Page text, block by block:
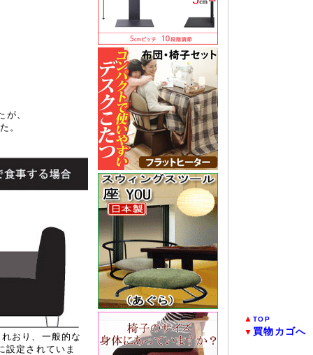
、
。
おり、一般的な
設定されていま
▲TOP
▼ 買物カゴへ